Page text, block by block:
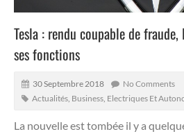
Tesla : rendu coupable de
ses fonctions
30 Septembre 2018
No Comments
Actualités Business Electriques Et
La nouvelle est tombée il y a